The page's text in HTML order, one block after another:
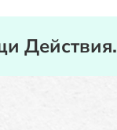
Действия.